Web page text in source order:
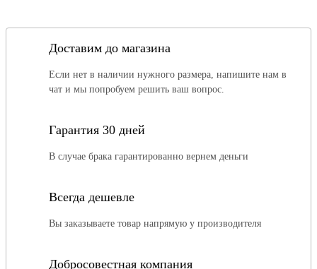
Доставим до магазина
Если нет в наличии нужного размера, напишите нам в
чат и мы попробуем решить ваш вопрос.
Гарантия 30 дней
В случае брака гарантированно вернем деньги
Всегда дешевле
Вы заказываете товар напрямую у производителя
Добросовестная компания